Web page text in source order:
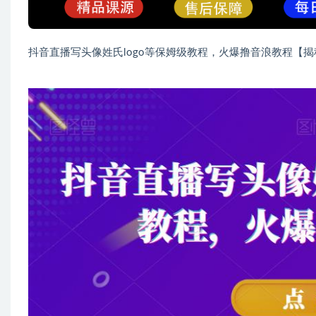
抖音直播写头像姓氏logo等保姆级教程，火爆撸音浪教程【揭